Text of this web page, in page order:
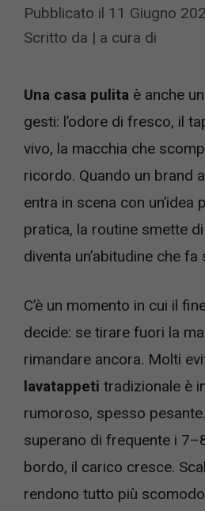
Pubblicato il 11 Giugno
Scritto da | a cura di
Una casa pulita è anche
gesti: l’odore di fresco, il
vivo, la macchia che
ricordo. Quando un brand
entra in scena con un’idea
pratica, la routine smette
diventa un’abitudine che fa
C’è un momento in cui il
decide: se tirare fuori la
rimandare ancora. Molti
lavatappeti tradizionale è
rumoroso, spesso
superano di frequente i
bordo, il carico cresce.
rendono tutto più